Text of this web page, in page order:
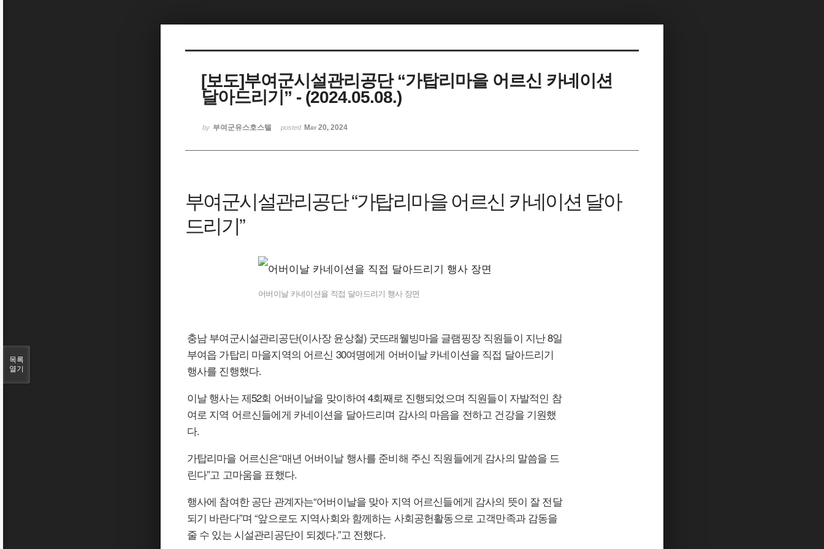
[보도]부여군시설관리공단 “가탑리마을 어르신 카네이션
달아드리기” - (2024.05.08.)
by 부여군유스호스텔 posted May 20, 2024
부여군시설관리공단 “가탑리마을 어르신 카네이션 달아
드리기”
어버이날 카네이션을 직접 달아드리기 행사 장면
충남 부여군시설관리공단(이사장 윤상철) 굿뜨래웰빙마을 글램핑장 직원들이 지난 8일
부여읍 가탑리 마을지역의 어르신 30여명에게 어버이날 카네이션을 직접 달아드리기
행사를 진행했다.
이날 행사는 제52회 어버이날을 맞이하여 4회째로 진행되었으며 직원들이 자발적인 참
여로 지역 어르신들에게 카네이션을 달아드리며 감사의 마음을 전하고 건강을 기원했
다.
가탑리마을 어르신은“매년 어버이날 행사를 준비해 주신 직원들에게 감사의 말씀을 드
린다”고 고마움을 표했다.
행사에 참여한 공단 관계자는“어버이날을 맞아 지역 어르신들에게 감사의 뜻이 잘 전달
되기 바란다”며 “앞으로도 지역사회와 함께하는 사회공헌활동으로 고객만족과 감동을
줄 수 있는 시설관리공단이 되겠다.”고 전했다.
목록
열기
Sketchbook5, 스케치북5
Sketchbook5, 스케치북5